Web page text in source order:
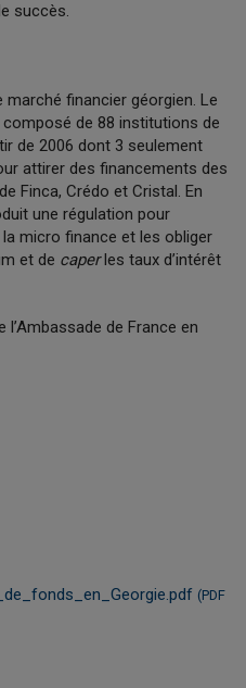
succès.
financier géorgien. Le
de 88 institutions de
de 2006 dont 3 seulement
attirer des financements des
Finca, Crédo et Cristal. En
une régulation pour
micro finance et les obliger
et de caperles taux d’intérêt
de France en
(PDF